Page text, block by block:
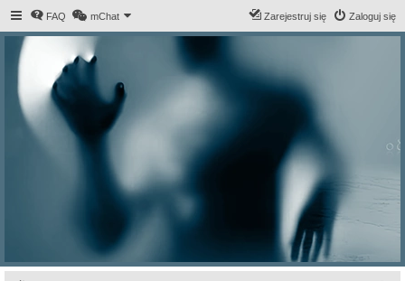
FAQ mChat Zaloguj się
Zarejestruj się